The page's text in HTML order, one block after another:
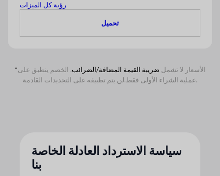
رؤية كل الميزات
تحميل
* الأسعار لا تشمل ضريبة القيمة المضافة/الضرائب. الخصم ينطبق على
عملية الشراء الأولى فقط.لن يتم تطبيقه على التجديدات القادمة.
سياسة الاسترداد العادلة الخاصة
بنا